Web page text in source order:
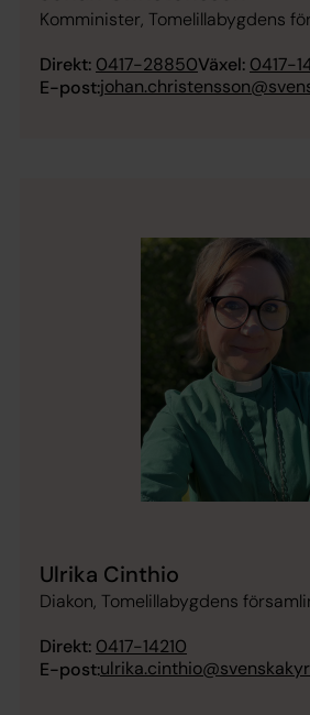
Komminister, Tomelillabygdens
Direkt: 0417-28850Växel: 0417-
E-post:
Ulrika Cinthio
Diakon, Tomelillabygdens
Direkt: 0417-14210
E-post: